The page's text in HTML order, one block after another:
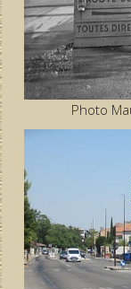
Photo